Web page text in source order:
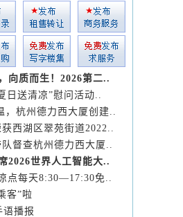
向质而生！2026第二..
日送清凉”慰问活动..
，杭州德力西大厦创建..
西湖区翠苑街道2022..
督查杭州德力西大厦..
2026世界人工智能大..
点每天8:30—17:30免..
客”啦
播报